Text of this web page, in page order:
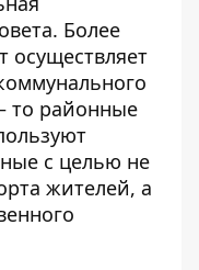
Более
осуществляет
то районные
с целью не
жителей, а